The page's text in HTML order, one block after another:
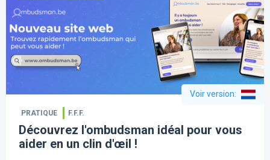
Voir version:
PRATIQUE F.F.F.
Découvrez l'ombudsman idéal pour vous
aider en un clin d'œil !